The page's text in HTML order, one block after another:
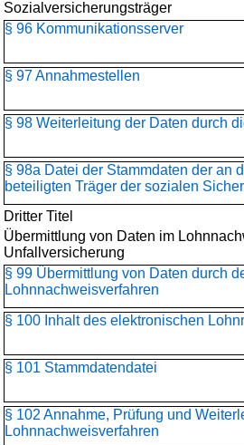
Sozialversicherungsträger
§ 96 Kommunikationsserver
§ 97 Annahmestellen
§ 98 Weiterleitung der Daten durch
§ 98a Datei der Stammdaten der an
beteiligten Träger der sozialen
Dritter Titel
Übermittlung von Daten im
Unfallversicherung
§ 99 Übermittlung von Daten durch
Lohnnachweisverfahren
§ 100 Inhalt des elektronischen
§ 101 Stammdatendatei
§ 102 Annahme, Prüfung und
Lohnnachweisverfahren